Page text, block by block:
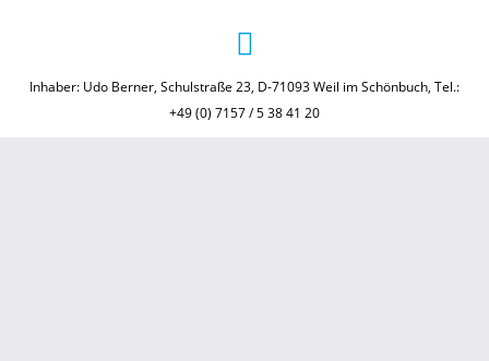
Inhaber: Udo Berner, Schulstraße 23, D-71093 Weil im Schönbuch, Tel.:
+49 (0) 7157 / 5 38 41 20